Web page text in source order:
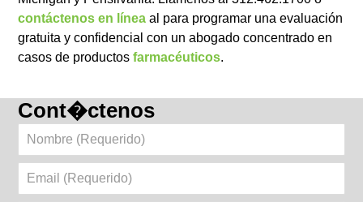
contáctenos en línea al para programar una evaluación
gratuita y confidencial con un abogado concentrado en
casos de productosfarmacéuticos.
Cont�ctenos
Nombre
Email